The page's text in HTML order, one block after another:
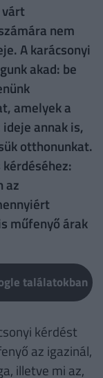
várt
nem
A karácsonyi
akad: be
amelyek a
annak is,
otthonunkat.
az
műfenyő árak
találatokban
kérdést
az igazinál,
illetve mi az,